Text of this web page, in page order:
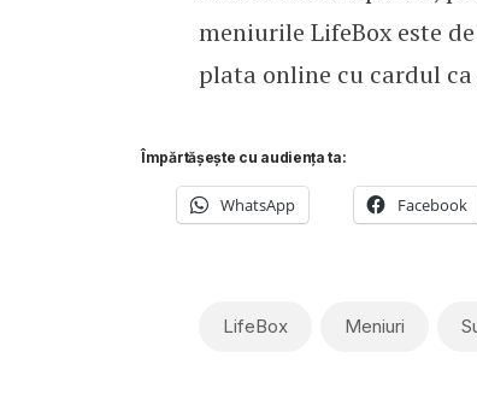
meniurile LifeBox este
plata online cu cardul
Împărtășește cu audiența ta:
WhatsApp Facebook
LifeBox Meniuri